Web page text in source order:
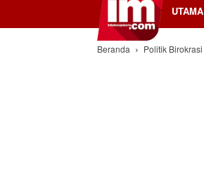
InilahMojokerto UTAMA
Beranda Politik Birokrasi